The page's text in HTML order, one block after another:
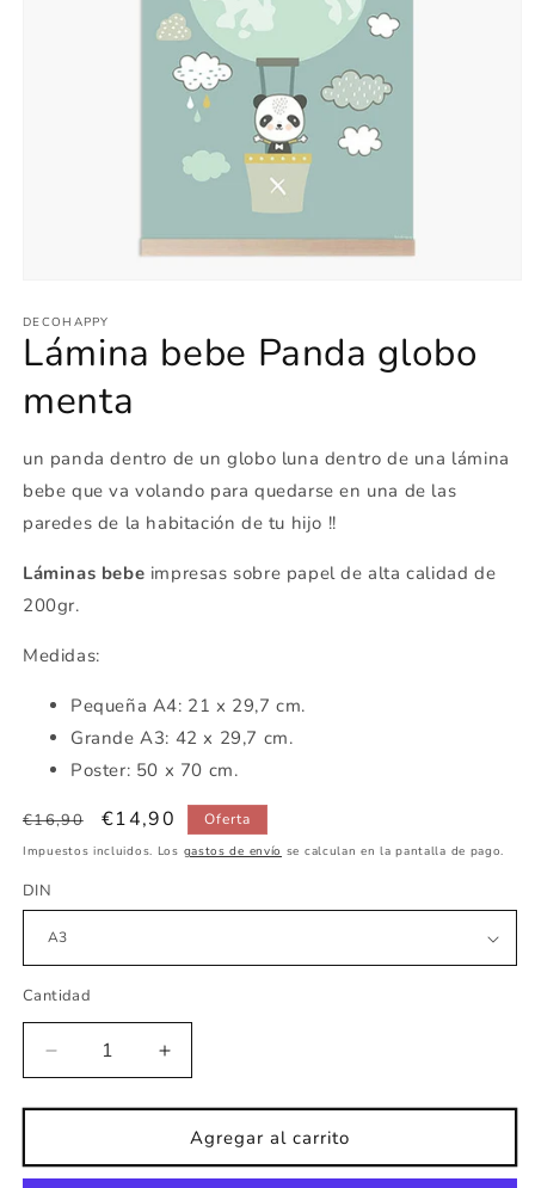
multimedia
1
en
ventana
modal
DECOHAPPY
Lámina bebe Panda globo
menta
un panda dentro de un globo luna dentro de una lámina
bebe que va volando para quedarse en una de las
paredes de la habitación de tu hijo !!
Láminas bebe impresas sobre papel de alta calidad de
200gr.
Medidas:
Pequeña A4: 21 x 29,7 cm.
Grande A3: 42 x 29,7 cm.
Poster: 50 x 70 cm.
Precio
habitual
€16,90
Precio
de
€14,90 Oferta
Impuestos incluidos. Los gastos de envío se calculan en la pantalla de pago.
DIN
Cantidad
Reducir
cantidad
para
bebe
Aumentar
cantidad
para
Lámina
bebe
Agregar al carrito